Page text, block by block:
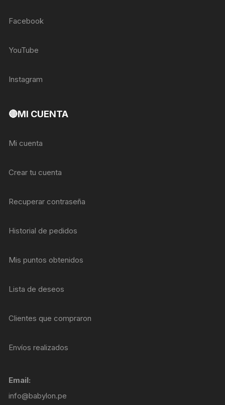
Facebook
YouTube
Instagram
🔴MI CUENTA
Mi cuenta
Crear tu cuenta
Recuperar contraseña
Historial de pedidos
Mis puntos obtenidos
Lista de deseos
Clientes que compraron
Envíos realizados
Email:
info@babylon.pe